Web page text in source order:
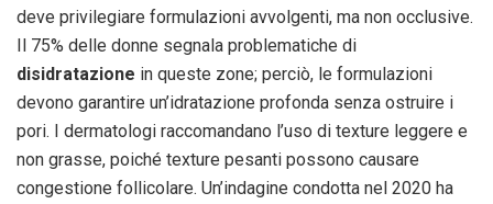
deve privilegiare formulazioni avvolgenti, ma non occlusive.
Il 75% delle donne segnala problematiche di
disidratazione in queste zone; perciò, le formulazioni
devono garantire un’idratazione profonda senza ostruire i
pori. I dermatologi raccomandano l’uso di texture leggere e
non grasse, poiché texture pesanti possono causare
congestione follicolare. Un’indagine condotta nel 2020 ha